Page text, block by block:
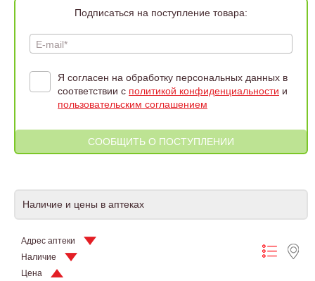
Подписаться на поступление товара:
E-mail*
Я согласен на обработку персональных данных в
соответствии с политикой конфиденциальности и
пользовательским соглашением
Наличие и цены в аптеках
Адрес аптеки
Наличие
Цена